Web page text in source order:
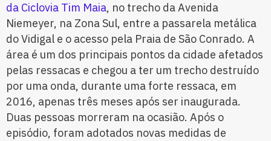
da Ciclovia Tim Maia, no trecho da Avenida
Niemeyer, na Zona Sul, entre a passarela metálica
do Vidigal e o acesso pela Praia de São Conrado. A
área é um dos principais pontos da cidade afetados
pelas ressacas e chegou a ter um trecho destruído
por uma onda, durante uma forte ressaca, em
2016, apenas três meses após ser inaugurada.
Duas pessoas morreram na ocasião. Após o
episódio, foram adotados novas medidas de